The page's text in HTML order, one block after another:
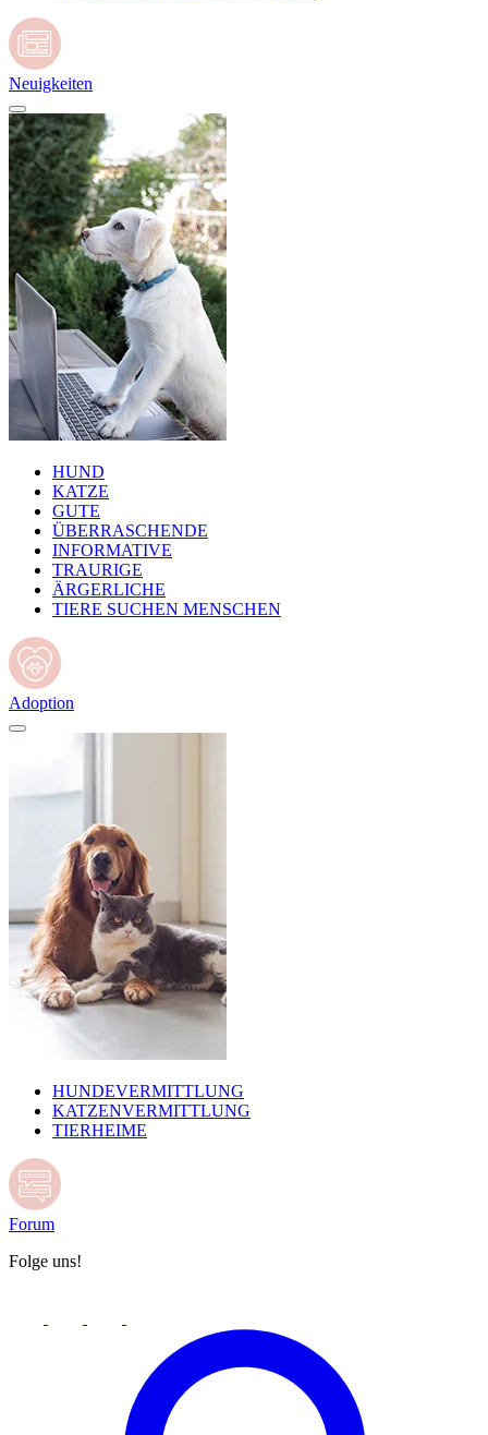
Neuigkeiten
HUND
KATZE
GUTE
ÜBERRASCHENDE
INFORMATIVE
TRAURIGE
ÄRGERLICHE
TIERE SUCHEN MENSCHEN
Adoption
HUNDEVERMITTLUNG
KATZENVERMITTLUNG
TIERHEIME
Forum
Folge uns!